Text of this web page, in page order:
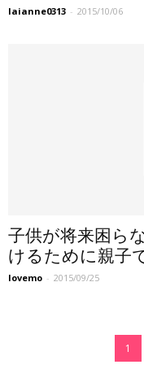
laianne0313 - 2015/10/06
子供が将来困ら
けるために親子
lovemo - 2015/09/25
1